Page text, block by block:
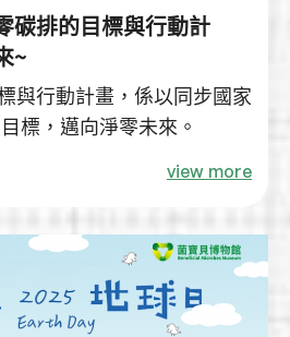
碳排的目標與行動計
~
與行動計畫，係以同步國家
標，邁向淨零未來。
view more